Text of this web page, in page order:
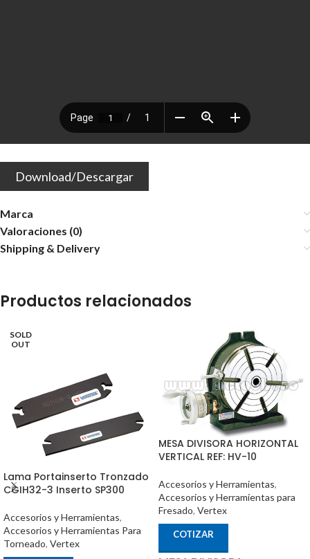
Download/Descargar
Marca
Valoraciones (0)
Shipping & Delivery
Productos relacionados
SOLD
OUT
Lama Portainserto Tronzado
CGIH32-3 Inserto SP300
Accesorios y Herramientas,
Accesorios y Herramientas Para
Torneado, Vertex
MESA DIVISORA HORIZONTAL
VERTICAL REF: HV-10
Accesorios y Herramientas,
Accesorios y Herramientas para
Fresado, Vertex
COTIZAR